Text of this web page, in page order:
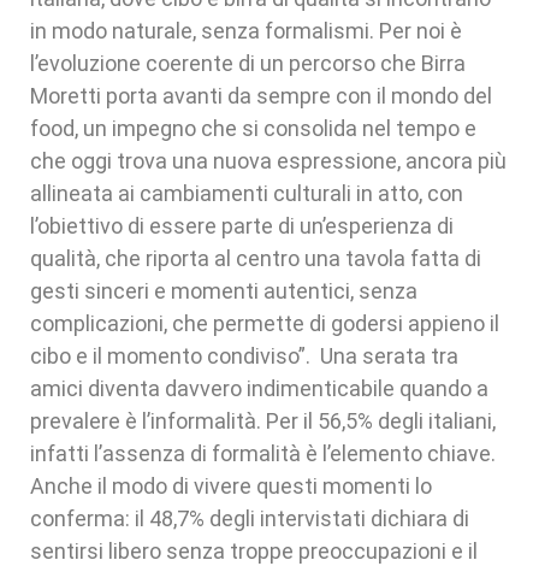
in modo naturale, senza formalismi. Per noi è
l’evoluzione coerente di un percorso che Birra
Moretti porta avanti da sempre con il mondo del
food, un impegno che si consolida nel tempo e
che oggi trova una nuova espressione, ancora più
allineata ai cambiamenti culturali in atto, con
l’obiettivo di essere parte di un’esperienza di
qualità, che riporta al centro una tavola fatta di
gesti sinceri e momenti autentici, senza
complicazioni, che permette di godersi appieno il
cibo e il momento condiviso”. Una serata tra
amici diventa davvero indimenticabile quando a
prevalere è l’informalità. Per il 56,5% degli italiani,
infatti l’assenza di formalità è l’elemento chiave.
Anche il modo di vivere questi momenti lo
conferma: il 48,7% degli intervistati dichiara di
sentirsi libero senza troppe preoccupazioni e il